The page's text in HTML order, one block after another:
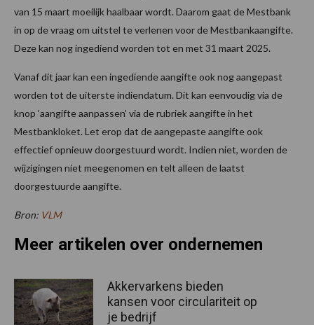
van 15 maart moeilijk haalbaar wordt. Daarom gaat de Mestbank
in op de vraag om uitstel te verlenen voor de Mestbankaangifte.
Deze kan nog ingediend worden tot en met 31 maart 2025.
Vanaf dit jaar kan een ingediende aangifte ook nog aangepast
worden tot de uiterste indiendatum. Dit kan eenvoudig via de
knop ‘aangifte aanpassen’ via de rubriek aangifte in het
Mestbankloket. Let erop dat de aangepaste aangifte ook
effectief opnieuw doorgestuurd wordt. Indien niet, worden de
wijzigingen niet meegenomen en telt alleen de laatst
doorgestuurde aangifte.
Bron: VLM
Meer artikelen over ondernemen
Akkervarkens bieden
kansen voor circulariteit op
je bedrijf